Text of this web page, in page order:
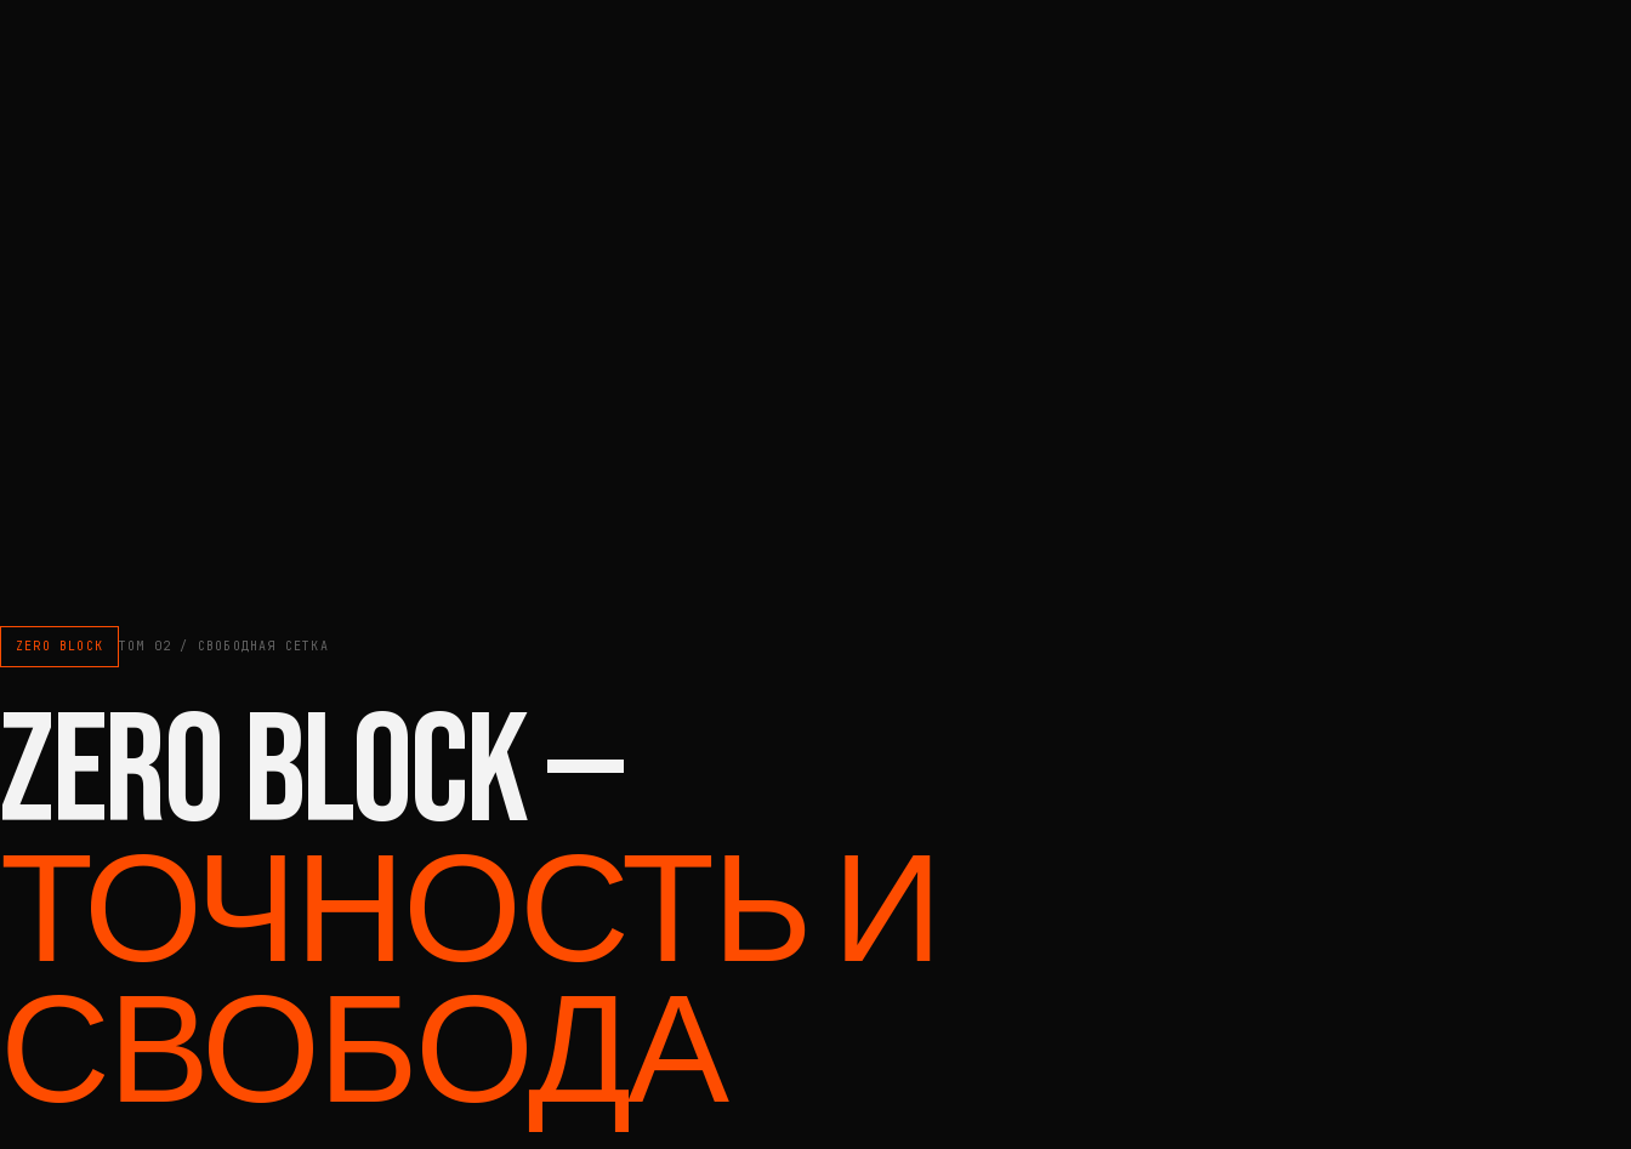
ZERO BLOCK ТОМ 02 / СВОБОДНАЯ СЕТКА
ZERO BLOCK —
ТОЧНОСТЬ И
СВОБОДА